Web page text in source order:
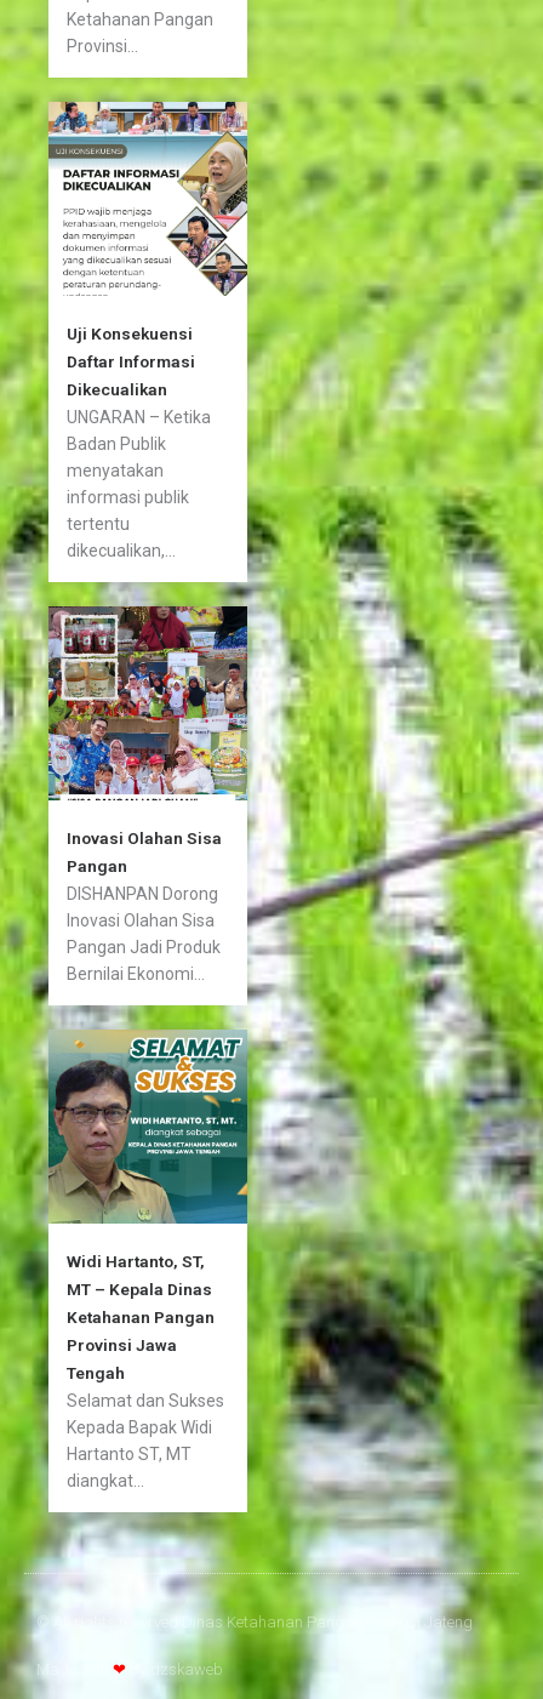
Ketahanan Pangan
Provinsi...
Uji Konsekuensi
Daftar Informasi
Dikecualikan
UNGARAN – Ketika
Badan Publik
menyatakan
informasi publik
tertentu
dikecualikan,...
Inovasi Olahan Sisa
Pangan
DISHANPAN Dorong
Inovasi Olahan Sisa
Pangan Jadi Produk
Bernilai Ekonomi...
Widi Hartanto, ST,
MT – Kepala Dinas
Ketahanan Pangan
Provinsi Jawa
Tengah
Selamat dan Sukses
Kepada Bapak Widi
Hartanto ST, MT
diangkat...
© All rights reserved Dinas Ketahanan Pangan Provinsi Jateng
Made with ❤ dzskaweb